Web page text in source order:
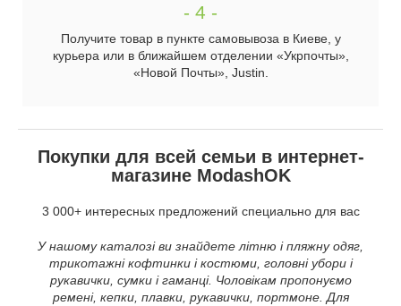
- 4 -
Получите товар в пункте самовывоза в Киеве, у
курьера или в ближайшем отделении «Укрпочты»,
«Новой Почты», Justin.
Покупки для всей семьи в интернет-
магазине ModashOK
3 000+ интересных предложений специально для вас
У нашому каталозі ви знайдете літню і пляжну одяг,
трикотажні кофтинки і костюми, головні убори і
рукавички, сумки і гаманці. Чоловікам пропонуємо
ремені, кепки, плавки, рукавички, портмоне. Для